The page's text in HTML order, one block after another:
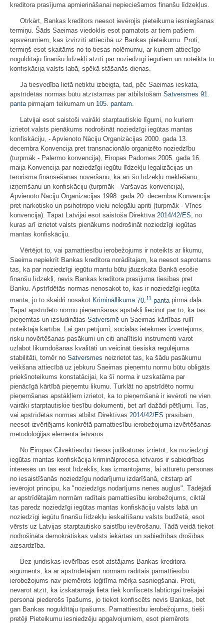
kreditora prasījuma apmierināšanai nepieciešamos finanšu līdzekļus.
Otrkārt, Bankas kreditors neesot ievērojis pieteikuma iesniegšanas
termiņu. Šāds Saeimas viedoklis esot pamatots ar tiem pašiem
apsvērumiem, kas izvirzīti attiecībā uz Bankas pieteikumu. Proti,
termiņš esot skaitāms no to tiesas nolēmumu, ar kuriem attiecīgo
noguldītāju finanšu līdzekļi atzīti par noziedzīgi iegūtiem un noteikta to
konfiskācija valsts labā, spēkā stāšanās dienas.
Ja tiesvedība lietā netiktu izbeigta, tad, pēc Saeimas ieskata,
apstrīdētās normas būtu atzīstamas par atbilstošām Satversmes 91.
pantapirmajam teikumam un 105. pantam.
Latvijai esot saistoši vairāki starptautiskie līgumi, no kuriem
izrietot valsts pienākums nodrošināt noziedzīgi iegūtas mantas
konfiskāciju, - Apvienoto Nāciju Organizācijas 2000. gada 13.
decembra Konvencija pret transnacionālo organizēto noziedzību
(turpmāk - Palermo konvencija), Eiropas Padomes 2005. gada 16.
maija Konvencija par noziedzīgi iegūtu līdzekļu legalizācijas un
terorisma finansēšanas novēršanu, kā arī šo līdzekļu meklēšanu,
izņemšanu un konfiskāciju (turpmāk - Varšavas konvencija),
Apvienoto Nāciju Organizācijas 1998. gada 20. decembra Konvencija
pret narkotisko un psihotropo vielu nelegālu apriti (turpmāk - Vīnes
konvencija). Tāpat Latvijai esot saistoša Direktīva 2014/42/ES, no
kuras arī izrietot valsts pienākums nodrošināt noziedzīgi iegūtas
mantas konfiskāciju.
Vērtējot to, vai pamattiesību ierobežojums ir noteikts ar likumu,
Saeima nepiekrīt Bankas kreditora norādītajam, ka neesot saprotams
tas, ka par noziedzīgi iegūtu mantu būtu jāuzskata Bankā esošie
finanšu līdzekļi, nevis Bankas kreditora prasījuma tiesības pret
Banku. Apstrīdētās normas nenosakot to, kas ir noziedzīgi iegūta
manta, jo to skaidri nosakot Krimināllikuma 70. 11 panta pirmā daļa.
Tāpat apstrīdēto normu pieņemšanas apstākļi liecinot par to, ka tās
pieņemtas un izsludinātas Satversmē un Saeimas kārtības rullī
noteiktajā kārtībā. Lai gan pētījumi, sociālās ietekmes izvērtējums,
risku novērtēšanas pasākumi un citi analītiski instrumenti varot
uzlabot likumdošanas kvalitāti un veicināt tiesiskā regulējuma
stabilitāti, tomēr no Satversmes neizrietot tas, ka šādu pasākumu
veikšana attiecībā uz jebkuru Saeimas pieņemtu normu būtu obligāts
priekšnoteikums konstatācijai, ka šī norma ir uzskatāma par
pienācīgā kārtībā pieņemtu likumu. Turklāt no apstrīdēto normu
pieņemšanas apstākļiem izrietot, ka to pieņemšanā ir ievēroti ne vien
vairāki starptautiskie tiesību dokumenti, bet arī dažādi pētījumi. Tas,
vai apstrīdētās normas atbilst Direktīvas 2014/42/ES prasībām,
neesot izvērtējams konkrētā pamattiesību ierobežojuma izvērtēšanas
metodoloģijas elementa ietvaros.
No Eiropas Cilvēktiesību tiesas judikatūras izrietot, ka noziedzīgi
iegūtas mantas konfiskācija kriminālprocesa ietvaros ir sabiedrības
interesēs un tas esot līdzeklis, kas izmantojams, lai atturētu personas
no iesaistīšanās noziedzīgu nodarījumu izdarīšanā, citstarp arī
ievērojot principu, ka "noziedzīgs nodarījums nenes augļus". Tādējādi
ar apstrīdētajām normām radītais pamattiesību ierobežojums, ciktāl
tas paredz noziedzīgi iegūtas mantas konfiskāciju valsts labā un
noziedzīgi iegūtu finanšu līdzekļu ieskaitīšanu valsts budžetā, esot
vērsts uz Latvijas starptautisko saistību ievērošanu. Tādā veidā tiekot
nodrošināta demokrātiskas valsts iekārtas un sabiedrības drošības
aizsardzība.
Bez juridiskas ievērības esot atstājams Bankas kreditora
arguments, ka ar apstrīdētajām normām radītais pamattiesību
ierobežojums nav piemērots leģitīma mērķa sasniegšanai. Proti,
nevarot atzīt, ka izskatāmajā lietā tiek konfiscēts labticīgai trešajai
personai piederošs īpašums, jo tiekot konfiscēts nevis Bankas, bet
gan Bankas noguldītāju īpašums. Pamattiesību ierobežojums, tieši
pretēji Pieteikumu iesniedzēju apgalvojumiem, esot piemērots